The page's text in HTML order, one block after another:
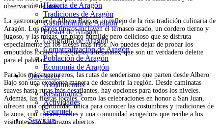
Historia de Aragón
Tradiciones de Aragón
Gastronomía de Aragón
Fiestas de Aragón
Geografía de Aragón
Comarcalización de Aragón
Población de Aragón
Economía de Aragón
Qué hacer
Alojamientos
Restaurantes
Actividades
Gourmet
Servicios
observación de aves.
La gastronomía de Albero Bajo es un reflejo de la rica tradición culinaria de
Aragón. Los platos típicos incluyen el ternasco asado, un cordero tierno y
jugoso, y las migas, un plato humilde pero delicioso que se disfruta
especialmente en los meses más fríos. No puedes dejar de probar los
embutidos locales y los quesos artesanales, que son un verdadero deleite
para el paladar.
Para los más aventureros, las rutas de senderismo que parten desde Albero
Bajo son una excelente manera de descubrir la región. Desde caminatas
suaves hasta rutas más desafiantes, hay opciones para todos los niveles.
Además, las fiestas locales, como las celebraciones en honor a San Juan,
ofrecen una oportunidad única para conocer las costumbres y tradiciones de
la zona, con música, bailes y una comunidad acogedora que recibe a los
visitantes con los brazos abiertos.